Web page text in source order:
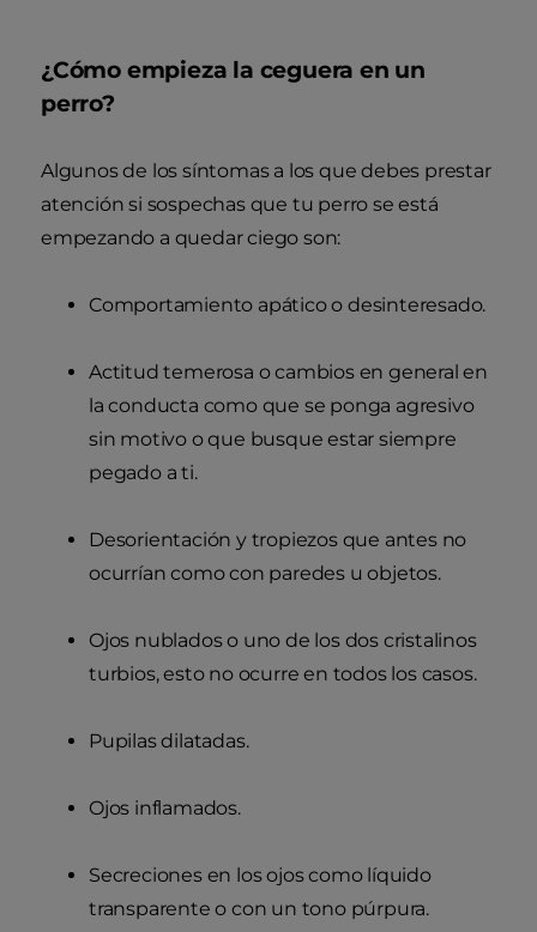
¿Cómo empieza la ceguera en un
perro?
Algunos de los síntomas a los que debes prestar
atención si sospechas que tu perro se está
empezando a quedar ciego son:
Comportamiento apático o desinteresado.
Actitud temerosa o cambios en general en
la conducta como que se ponga agresivo
sin motivo o que busque estar siempre
pegado a ti.
Desorientación y tropiezos que antes no
ocurrían como con paredes u objetos.
Ojos nublados o uno de los dos cristalinos
turbios, esto no ocurre en todos los casos.
Pupilas dilatadas.
Ojos inflamados.
Secreciones en los ojos como líquido
transparente o con un tono púrpura.